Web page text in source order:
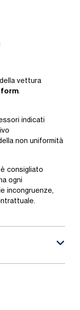
vettura
form.
indicati
non uniformità
consigliato
ogni
incongruenze,